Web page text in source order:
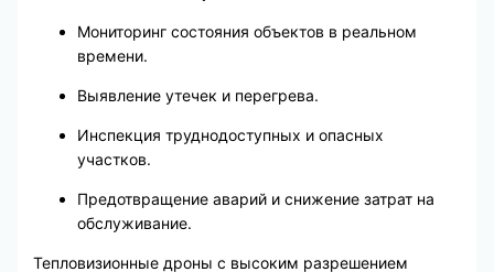
Мониторинг состояния объектов в реальном
времени.
Выявление утечек и перегрева.
Инспекция труднодоступных и опасных
участков.
Предотвращение аварий и снижение затрат на
обслуживание.
Тепловизионные дроны с высоким разрешением